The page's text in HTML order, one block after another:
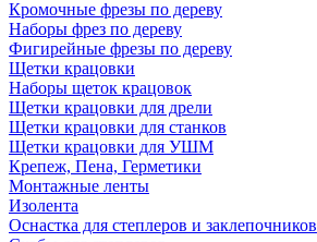
Кромочные фрезы по дереву
Наборы фрез по дереву
Фигирейные фрезы по дереву
Щетки крацовки
Наборы щеток крацовок
Щетки крацовки для дрели
Щетки крацовки для станков
Щетки крацовки для УШМ
Крепеж, Пена, Герметики
Монтажные ленты
Изолента
Оснастка для степлеров и заклепочников